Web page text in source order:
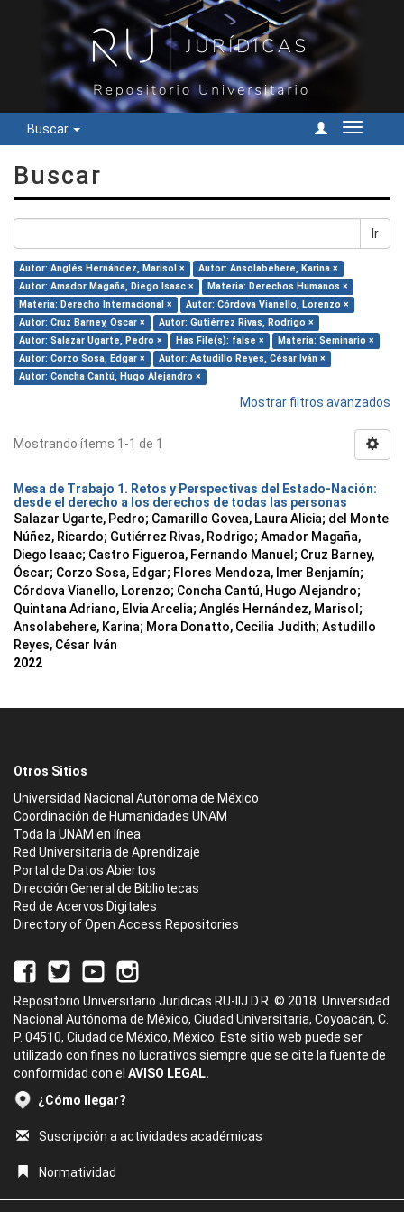
Buscar
Cambiar
Buscar
Ir
Autor: Anglés Hernández, Marisol ×
Autor: Ansolabehere, Karina ×
Autor: Amador Magaña, Diego Isaac ×
Materia: Derechos Humanos ×
Materia: Derecho Internacional ×
Autor: Córdova Vianello, Lorenzo ×
Autor: Cruz Barney, Óscar ×
Autor: Gutiérrez Rivas, Rodrigo ×
Autor: Salazar Ugarte, Pedro ×
Has File(s): false ×
Materia: Seminario ×
Autor: Corzo Sosa, Edgar ×
Autor: Astudillo Reyes, César Iván ×
Autor: Concha Cantú, Hugo Alejandro ×
Mostrar filtros avanzados
Mostrando ítems 1-1 de 1
Mesa de Trabajo 1. Retos y Perspectivas del Estado-Nación:
desde el derecho a los derechos de todas las personas
Salazar Ugarte, Pedro; Camarillo Govea, Laura Alicia; del Monte
Núñez, Ricardo; Gutiérrez Rivas, Rodrigo; Amador Magaña,
Diego Isaac; Castro Figueroa, Fernando Manuel ; Cruz Barney,
Óscar; Corzo Sosa, Edgar; Flores Mendoza, Imer Benjamín;
Córdova Vianello, Lorenzo; Concha Cantú, Hugo Alejandro;
Quintana Adriano, Elvia Arcelia; Anglés Hernández, Marisol ;
Ansolabehere, Karina; Mora Donatto, Cecilia Judith; Astudillo
Reyes, César Iván
2022
Otros Sitios
Universidad Nacional Autónoma de México
Coordinación de Humanidades UNAM
Toda la UNAM en línea
Red Universitaria de Aprendizaje
Portal de Datos Abiertos
Dirección General de Bibliotecas
Red de Acervos Digitales
Directory of Open Access Repositories
Repositorio Universitario Jurídicas RU-IIJ D.R. © 2018. Universidad
Nacional Autónoma de México, Ciudad Universitaria, Coyoacán, C.
P. 04510, Ciudad de México, México. Este sitio web puede ser
utilizado con fines no lucrativos siempre que se cite la fuente de
conformidad con el AVISO LEGAL.
¿Cómo llegar?
Suscripción a actividades académicas
Normatividad